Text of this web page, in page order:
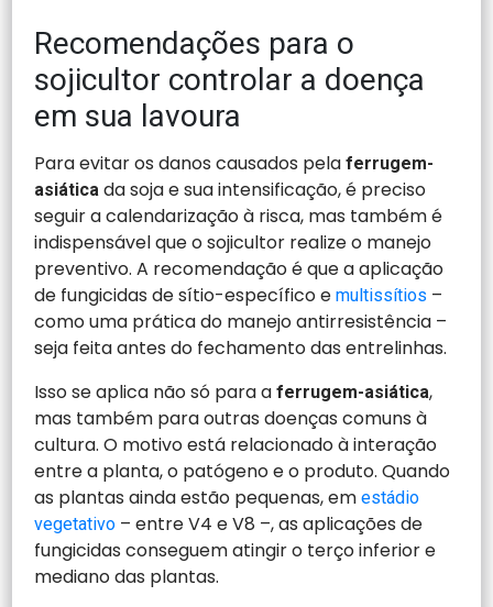
Recomendações para o
sojicultor controlar a doença
em sua lavoura
Para evitar os danos causados pelaferrugem-
asiática da soja e sua intensificação, é preciso
seguir a calendarização à risca, mas também é
indispensável que o sojicultor realize o manejo
preventivo. A recomendação é que a aplicação
de fungicidas de sítio-específico emultissítios –
como uma prática do manejo antirresistência –
seja feita antes do fechamento das entrelinhas.
Isso se aplica não só para aferrugem-asiática,
mas também para outras doenças comuns à
cultura. O motivo está relacionado à interação
entre a planta, o patógeno e o produto. Quando
as plantas ainda estão pequenas, emestádio
vegetativo – entre V4 e V8 –, as aplicações de
fungicidas conseguem atingir o terço inferior e
mediano das plantas.